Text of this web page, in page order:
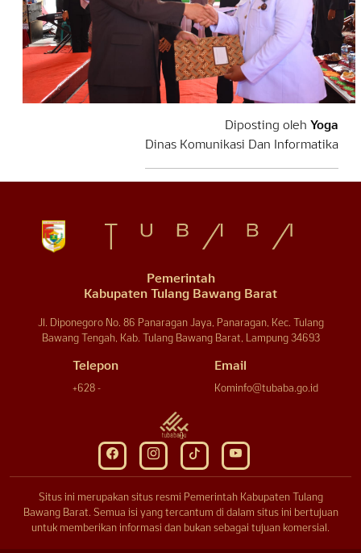
Diposting oleh Yoga
Dinas Komunikasi Dan Informatika
Pemerintah
Kabupaten Tulang Bawang Barat
Jl. Diponegoro No. 86 Panaragan Jaya, Panaragan, Kec. Tulang
Bawang Tengah, Kab. Tulang Bawang Barat, Lampung 34693
Telepon
+628 -
Email
Kominfo@tubaba.go.id
Situs ini merupakan situs resmi Pemerintah Kabupaten Tulang
Bawang Barat. Semua isi yang tercantum di dalam situs ini bertujuan
untuk memberikan informasi dan bukan sebagai tujuan komersial.